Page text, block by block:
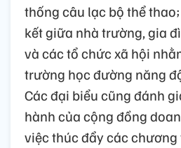
thống câu lạc bộ thể
kết giữa nhà trường, gia
và các tổ chức xã hội
trường học đường năng
Các đại biểu cũng đánh
hành của cộng đồng
việc thúc đẩy các